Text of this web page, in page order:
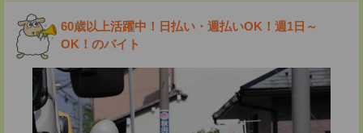
60歳以上活躍中！日払い・週払いOK！週1日～
OK！のバイト